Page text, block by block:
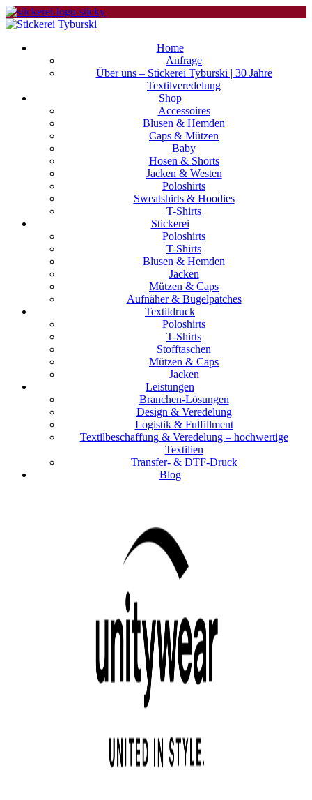
Home
Anfrage
Über uns – Stickerei Tyburski | 30 Jahre
Textilveredelung
Shop
Accessoires
Blusen & Hemden
Caps & Mützen
Baby
Hosen & Shorts
Jacken & Westen
Poloshirts
Sweatshirts & Hoodies
T-Shirts
Stickerei
Poloshirts
T-Shirts
Blusen & Hemden
Jacken
Mützen & Caps
Aufnäher & Bügelpatches
Textildruck
Poloshirts
T-Shirts
Stofftaschen
Mützen & Caps
Jacken
Leistungen
Branchen-Lösungen
Design & Veredelung
Logistik & Fulfillment
Textilbeschaffung & Veredelung – hochwertige
Textilien
Transfer- & DTF-Druck
Blog